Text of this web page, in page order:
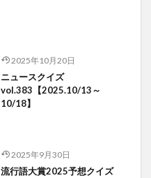
2025年10月20日
ニュースクイズ
vol.383【2025.10/13～
10/18】
2025年9月30日
流行語大賞2025予想クイズ